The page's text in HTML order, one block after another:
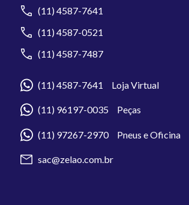
(11) 4587-7641
(11) 4587-0521
(11) 4587-7487
(11) 4587-7641 Loja Virtual
(11) 96197-0035 Peças
(11) 97267-2970 Pneus e Oficina
sac@zelao.com.br